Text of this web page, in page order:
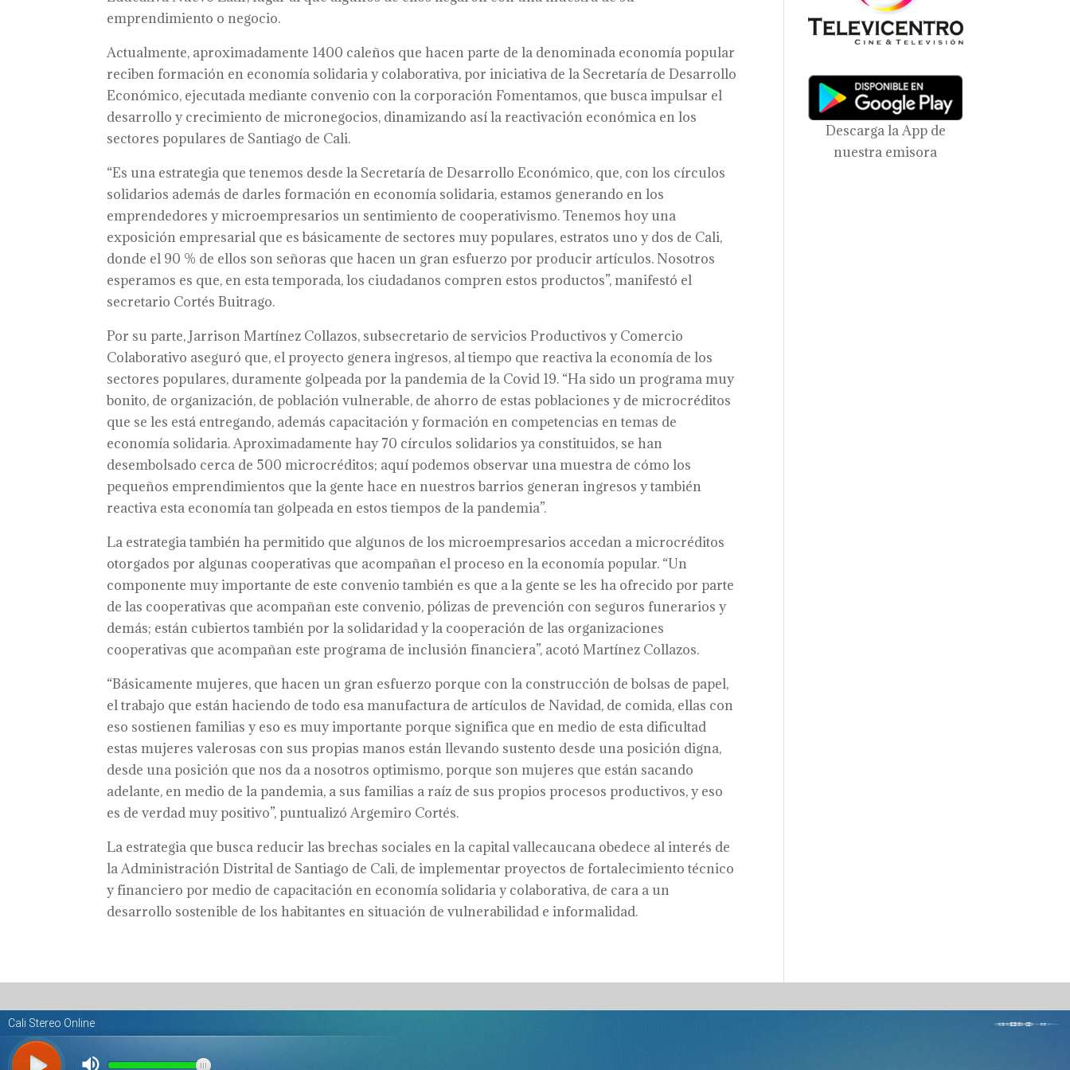
emprendimiento o negocio.
Actualmente, aproximadamente 1400 caleños que hacen parte de la denominada economía popular
reciben formación en economía solidaria y colaborativa, por iniciativa de la Secretaría de Desarrollo
Económico, ejecutada mediante convenio con la corporación Fomentamos, que busca impulsar el
desarrollo y crecimiento de micronegocios, dinamizando así la reactivación económica en los
sectores populares de Santiago de Cali.
“Es una estrategia que tenemos desde la Secretaría de Desarrollo Económico, que, con los círculos
solidarios además de darles formación en economía solidaria, estamos generando en los
emprendedores y microempresarios un sentimiento de cooperativismo. Tenemos hoy una
exposición empresarial que es básicamente de sectores muy populares, estratos uno y dos de Cali,
donde el 90 % de ellos son señoras que hacen un gran esfuerzo por producir artículos. Nosotros
esperamos es que, en esta temporada, los ciudadanos compren estos productos”, manifestó el
secretario Cortés Buitrago.
Por su parte, Jarrison Martínez Collazos, subsecretario de servicios Productivos y Comercio
Colaborativo aseguró que, el proyecto genera ingresos, al tiempo que reactiva la economía de los
sectores populares, duramente golpeada por la pandemia de la Covid 19. “Ha sido un programa muy
bonito, de organización, de población vulnerable, de ahorro de estas poblaciones y de microcréditos
que se les está entregando, además capacitación y formación en competencias en temas de
economía solidaria. Aproximadamente hay 70 círculos solidarios ya constituidos, se han
desembolsado cerca de 500 microcréditos; aquí podemos observar una muestra de cómo los
pequeños emprendimientos que la gente hace en nuestros barrios generan ingresos y también
reactiva esta economía tan golpeada en estos tiempos de la pandemia”.
La estrategia también ha permitido que algunos de los microempresarios accedan a microcréditos
otorgados por algunas cooperativas que acompañan el proceso en la economía popular. “Un
componente muy importante de este convenio también es que a la gente se les ha ofrecido por parte
de las cooperativas que acompañan este convenio, pólizas de prevención con seguros funerarios y
demás; están cubiertos también por la solidaridad y la cooperación de las organizaciones
cooperativas que acompañan este programa de inclusión financiera”, acotó Martínez Collazos.
“Básicamente mujeres, que hacen un gran esfuerzo porque con la construcción de bolsas de papel,
el trabajo que están haciendo de todo esa manufactura de artículos de Navidad, de comida, ellas con
eso sostienen familias y eso es muy importante porque significa que en medio de esta dificultad
estas mujeres valerosas con sus propias manos están llevando sustento desde una posición digna,
desde una posición que nos da a nosotros optimismo, porque son mujeres que están sacando
adelante, en medio de la pandemia, a sus familias a raíz de sus propios procesos productivos, y eso
es de verdad muy positivo”, puntualizó Argemiro Cortés.
La estrategia que busca reducir las brechas sociales en la capital vallecaucana obedece al interés de
la Administración Distrital de Santiago de Cali, de implementar proyectos de fortalecimiento técnico
y financiero por medio de capacitación en economía solidaria y colaborativa, de cara a un
desarrollo sostenible de los habitantes en situación de vulnerabilidad e informalidad.
Descarga la App de
nuestra emisora